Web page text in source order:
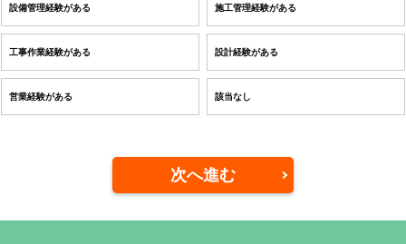
設備管理経験がある 施工管理経験がある
工事作業経験がある 設計経験がある
営業経験がある 該当なし
次へ進む